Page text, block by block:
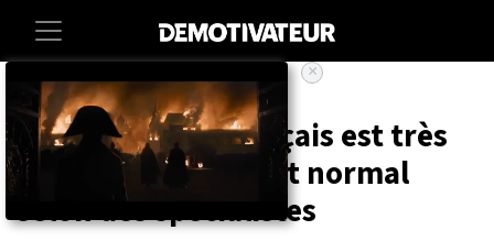
Accueil Societe Lifestyle
Cette faute de français est très
courante, mais c'est normal
selon des spécialistes
×